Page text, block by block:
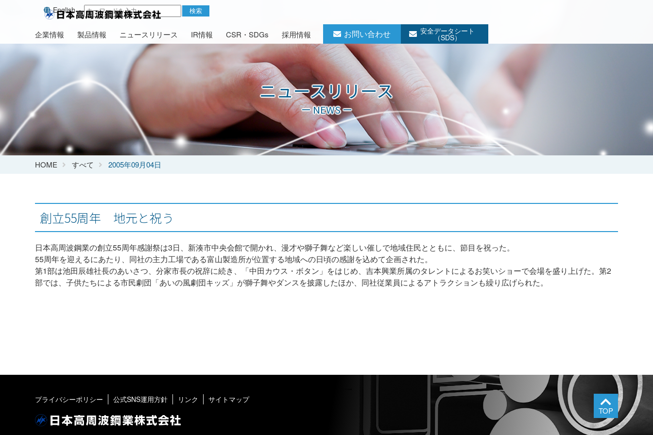
English 検索
企業情報 製品情報 ニュースリリース IR情報 CSR・SDGs 採用情報 お問い合わせ 安全データシート
（SDS）
ニュースリリース
ー NEWS ー
HOME すべて 2005年09月04日
創立55周年 地元と祝う
日本高周波鋼業の創立55周年感謝祭は3日、新湊市中央会館で開かれ、漫才や獅子舞など楽しい催しで地域住民とともに、節目を祝った。
55周年を迎えるにあたり、同社の主力工場である富山製造所が位置する地域への日頃の感謝を込めて企画された。
第1部は池田辰雄社長のあいさつ、分家市長の祝辞に続き、「中田カウス・ボタン」をはじめ、吉本興業所属のタレントによるお笑いショーで会場を盛り上げた。第2
部では、子供たちによる市民劇団「あいの風劇団キッズ」が獅子舞やダンスを披露したほか、同社従業員によるアトラクションも繰り広げられた。
プライバシーポリシー 公式SNS運用方針 リンク サイトマップ